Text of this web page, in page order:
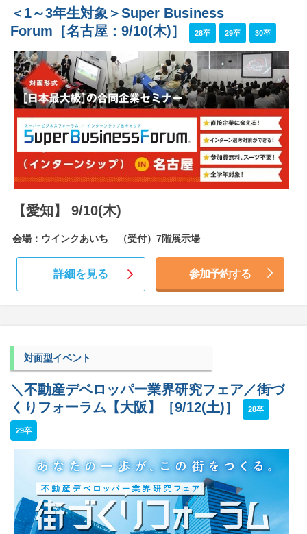
＜1～3年生対象＞Super Business
Forum［名古屋：9/10(木)］
28卒 29卒 30卒
【愛知】 9/10(木)
会場：ウインクあいち （受付）7階展示場
詳細を見る 参加予約する
対面型イベント
＼不動産デベロッパー業界研究フェア／街づ
くりフォーラム【大阪】［9/12(土)］
28卒
29卒